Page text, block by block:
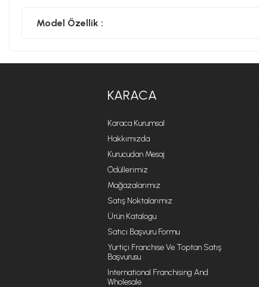
Model Özellik :
KARACA
Karaca Kurumsal
Hakkımızda
Kurucudan Mesaj
Ödüllerimiz
Mağazalarımız
Satış Noktalarımız
Ürün Katalogu
Satıcı Başvuru Formu
Yurtiçi Franchise Ve Toptan Satış
Başvurusu
International Franchising And
Wholesale